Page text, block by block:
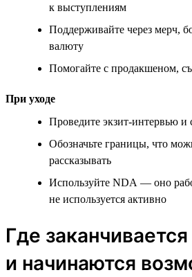
к выступлениям
Поддерживайте через мерч,
валюту
Помогайте с продакшеном,
При уходе
Проведите экзит-интервью и
Обозначьте границы, что
рассказывать
Используйте NDA — оно
не используется активно
Где
и начинаются